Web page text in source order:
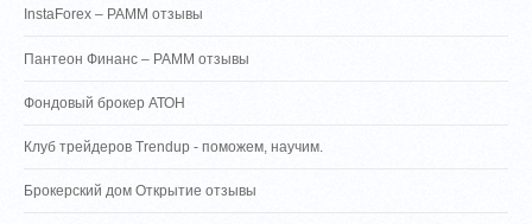
InstaForex – PAMM отзывы
Пантеон Финанс – PAMM отзывы
Фондовый брокер АТОН
Клуб трейдеров Trendup - поможем, научим.
Брокерский дом Открытие отзывы